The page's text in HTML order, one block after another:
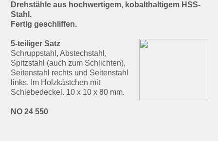
Drehstähle aus hochwertigem, kobalthaltigem HSS-
Stahl.
Fertig geschliffen.
5-teiliger Satz
Schruppstahl, Abstechstahl,
Spitzstahl (auch zum Schlichten),
Seitenstahl rechts und Seitenstahl
links. Im Holzkästchen mit
Schiebedeckel. 10 x 10 x 80 mm.
NO 24 550